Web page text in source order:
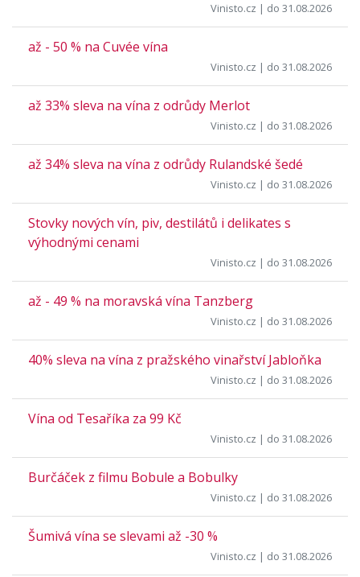
Vinisto.cz | do 31.08.2026
až - 50 % na Cuvée vína
Vinisto.cz | do 31.08.2026
až 33% sleva na vína z odrůdy Merlot
Vinisto.cz | do 31.08.2026
až 34% sleva na vína z odrůdy Rulandské šedé
Vinisto.cz | do 31.08.2026
Stovky nových vín, piv, destilátů i delikates s
výhodnými cenami
Vinisto.cz | do 31.08.2026
až - 49 % na moravská vína Tanzberg
Vinisto.cz | do 31.08.2026
40% sleva na vína z pražského vinařství Jabloňka
Vinisto.cz | do 31.08.2026
Vína od Tesaříka za 99 Kč
Vinisto.cz | do 31.08.2026
Burčáček z filmu Bobule a Bobulky
Vinisto.cz | do 31.08.2026
Šumivá vína se slevami až -30 %
Vinisto.cz | do 31.08.2026